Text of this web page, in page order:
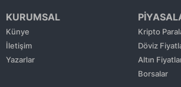
KURUMSAL
Künye
İletişim
Yazarlar
Kripto
Döviz
Altın
Borsalar